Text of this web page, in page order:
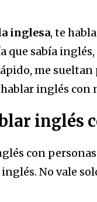
inglesa, te
que sabía
me sueltan
inglés con
inglés
con
No vale